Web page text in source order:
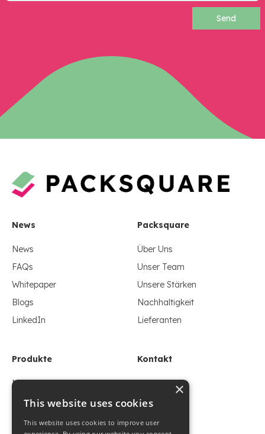
Produkte
Nachhaltig
Flexibel
Take Away
Kontakt
Impressum
Datenschutz
News
News
FAQs
Whitepaper
Blogs
LinkedIn
Packsquare
Über Uns
Unser Team
Unsere Stärken
Nachhaltigkeit
Lieferanten
×
This website uses cookies
This website uses cookies to improve user